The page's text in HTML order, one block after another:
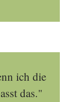
ich die
das."